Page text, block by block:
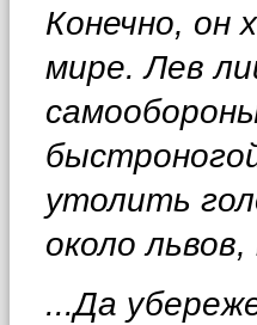
Конечно, он
мире. Лев
утолить
около
...Да